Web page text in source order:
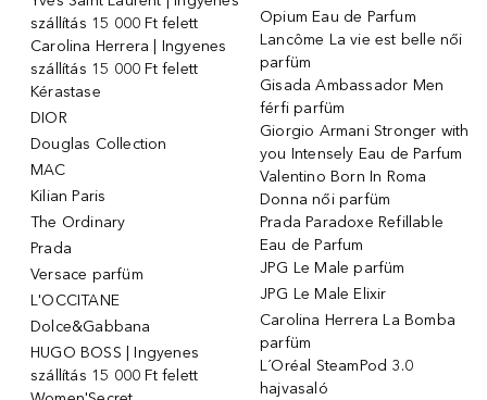
szállítás 15 000 Ft felett
Carolina Herrera | Ingyenes
szállítás 15 000 Ft felett
Kérastase
DIOR
Douglas Collection
MAC
Kilian Paris
The Ordinary
Prada
Versace parfüm
L'OCCITANE
Dolce&Gabbana
HUGO BOSS | Ingyenes
szállítás 15 000 Ft felett
Opium Eau de Parfum
Lancôme La vie est belle női
parfüm
Gisada Ambassador Men
férfi parfüm
Giorgio Armani Stronger with
you Intensely Eau de Parfum
Valentino Born In Roma
Donna női parfüm
Prada Paradoxe Refillable
Eau de Parfum
JPG Le Male parfüm
JPG Le Male Elixir
Carolina Herrera La Bomba
parfüm
L´Oréal SteamPod 3.0
hajvasaló